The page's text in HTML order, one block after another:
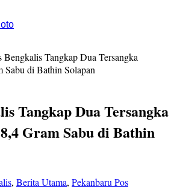
Bengkalis Tangkap Dua Tersangka
Sabu di Bathin Solapan
Tangkap Dua Tersangka
Gram Sabu di Bathin
, Berita Utama, Pekanbaru Pos